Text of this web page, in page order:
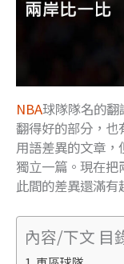
NBA球隊隊名的翻
翻得好的部分，也
用語差異的文章
獨立一篇。現在
此間的差異還滿有
內容/下文 目